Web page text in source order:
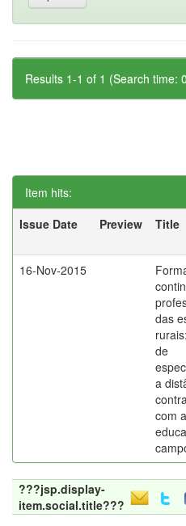
Results 1-1 of 1 (Search time:
Item hits:
Issue Date
Preview Title
16-Nov-2015
das
de
a
com a
???jsp.display-
item.social.title???